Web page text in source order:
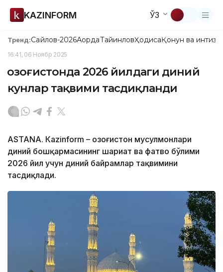
KAZINFORM ЎЗ
Тренд:Сайлов-2026АқордаТайинловҲодисаҚонун ва
16:41, 06 Ноябр 2025
Қозоғистонда 2026 йилдаги диний
кунлар тақвими тасдиқланди
ASTANА. Кazinform – Қозоғистон мусулмонлари
диний бошқармасининг шариат ва фатво бўлими
2026 йил учун диний байрамлар тақвимини
тасдиқлади.